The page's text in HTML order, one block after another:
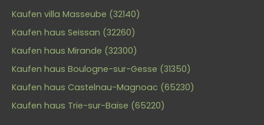
Kaufen villa Masseube (32140)
Kaufen haus Seissan (32260)
Kaufen haus Mirande (32300)
Kaufen haus Boulogne-sur-Gesse (31350)
Kaufen haus Castelnau-Magnoac (65230)
Kaufen haus Trie-sur-Baïse (65220)